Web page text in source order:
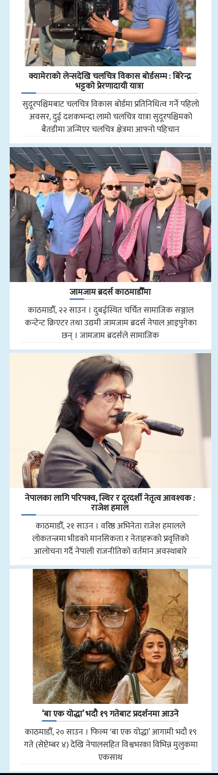
क्यामेराको लेन्सदेखि चलचित्र विकास बोर्डसम्म : बिरेन्द्र
भट्टको प्रेरणादायी यात्रा
सुदूरपश्चिमबाट चलचित्र विकास बोर्डमा प्रतिनिधित्व गर्ने पहिलो
अवसर, दुई दशकभन्दा लामो चलचित्र यात्रा सुदूरपश्चिमको
बैतडीमा जन्मिएर चलचित्र क्षेत्रमा आफ्नो पहिचान
जामजाम ब्रदर्स काठमाडौँमा
काठमाडौँ, २२ साउन । दुबईस्थित चर्चित सामाजिक सञ्जाल
कन्टेन्ट क्रिएटर तथा उद्यमी जामजाम ब्रदर्स नेपाल आइपुगेका
छन् । जामजाम ब्रदर्सले सामाजिक
नेपालका लागि परिपक्व, स्थिर र दूरदर्शी नेतृत्व आवश्यक :
राजेश हमाल
काठमाडौँ, २१ साउन । वरिष्ठ अभिनेता राजेश हमालले
लोकतन्त्रमा भीडको मानसिकता र नेताहरूको प्रवृत्तिको
आलोचना गर्दै नेपाली राजनीतिको वर्तमान अवस्थाबारे
‘बा एक योद्धा’ भदौ १९ गतेबाट प्रदर्शनमा आउने
काठमाडौँ, २० साउन । फिल्म ‘बा एक योद्धा’ आगामी भदौ १९
गते (सेप्टेम्बर ४) देखि नेपालसहित विश्वभरका विभिन्न मुलुकमा
एकसाथ